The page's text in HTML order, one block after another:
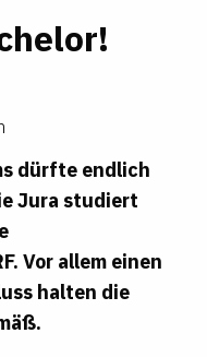
dürfte endlich
Jura studiert
Vor allem einen
halten die